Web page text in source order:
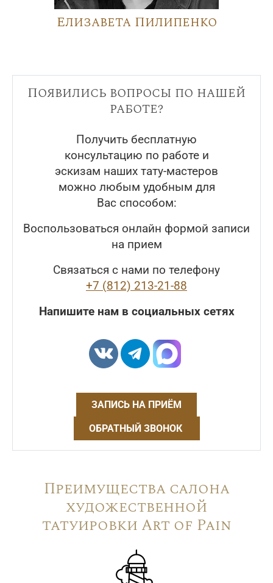
Елизавета Пилипенко
Появились вопросы по нашей
работе?
Получить бесплатную
консультацию по работе и
эскизам наших тату-мастеров
можно любым удобным для
Вас способом:
Воспользоваться онлайн формой записи
на прием
Связаться с нами по телефону
+7 (812) 213-21-88
Напишите нам в социальных сетях
ЗАПИСЬ НА ПРИЁМ
ОБРАТНЫЙ ЗВОНОК
Преимущества салона
художественной
татуировки Art of Pain